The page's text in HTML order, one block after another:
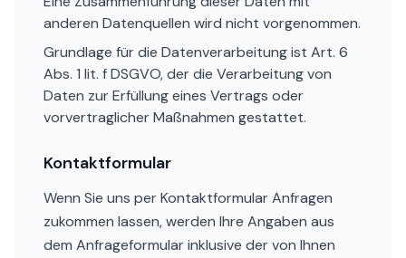
anderen Datenquellen wird nicht vorgenommen.
Grundlage für die Datenverarbeitung ist Art. 6
Abs. 1 lit. f DSGVO, der die Verarbeitung von
Daten zur Erfüllung eines Vertrags oder
vorvertraglicher Maßnahmen gestattet.
Kontaktformular
Wenn Sie uns per Kontaktformular Anfragen
zukommen lassen, werden Ihre Angaben aus
dem Anfrageformular inklusive der von Ihnen